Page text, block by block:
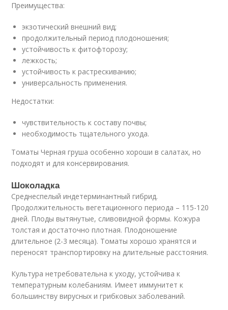
Преимущества:
экзотический внешний вид;
продолжительный период плодоношения;
устойчивость к фитофторозу;
лежкость;
устойчивость к растрескиванию;
универсальность применения.
Недостатки:
чувствительность к составу почвы;
необходимость тщательного ухода.
Томаты Черная груша особенно хороши в салатах, но
подходят и для консервирования.
Шоколадка
Среднеспелый индетерминантный гибрид.
Продолжительность вегетационного периода – 115-120
дней. Плоды вытянутые, сливовидной формы. Кожура
толстая и достаточно плотная. Плодоношение
длительное (2-3 месяца). Томаты хорошо хранятся и
переносят транспортировку на длительные расстояния.
Культура нетребовательна к уходу, устойчива к
температурным колебаниям. Имеет иммунитет к
большинству вирусных и грибковых заболеваний.